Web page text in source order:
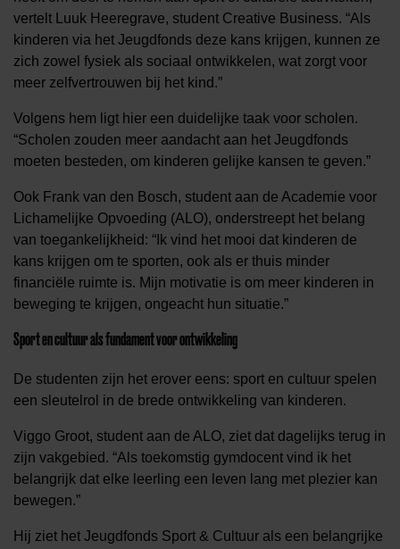
vertelt Luuk Heeregrave, student Creative Business. “Als
kinderen via het Jeugdfonds deze kans krijgen, kunnen ze
zich zowel fysiek als sociaal ontwikkelen, wat zorgt voor
meer zelfvertrouwen bij het kind.”
Volgens hem ligt hier een duidelijke taak voor scholen.
“Scholen zouden meer aandacht aan het Jeugdfonds
moeten besteden, om kinderen gelijke kansen te geven.”
Ook Frank van den Bosch, student aan de Academie voor
Lichamelijke Opvoeding (ALO), onderstreept het belang
van toegankelijkheid: “Ik vind het mooi dat kinderen de
kans krijgen om te sporten, ook als er thuis minder
financiële ruimte is. Mijn motivatie is om meer kinderen in
beweging te krijgen, ongeacht hun situatie.”
Sport en cultuur als fundament voor ontwikkeling
De studenten zijn het erover eens: sport en cultuur spelen
een sleutelrol in de brede ontwikkeling van kinderen.
Viggo Groot, student aan de ALO, ziet dat dagelijks terug in
zijn vakgebied. “Als toekomstig gymdocent vind ik het
belangrijk dat elke leerling een leven lang met plezier kan
bewegen.”
Hij ziet het Jeugdfonds Sport & Cultuur als een belangrijke